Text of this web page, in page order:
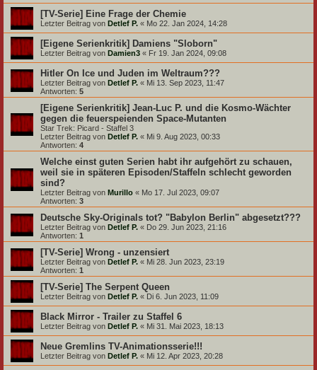
[TV-Serie] Eine Frage der Chemie
Letzter Beitrag von Detlef P. « Mo 22. Jan 2024, 14:28
[Eigene Serienkritik] Damiens "Sloborn"
Letzter Beitrag von Damien3 « Fr 19. Jan 2024, 09:08
Hitler On Ice und Juden im Weltraum???
Letzter Beitrag von Detlef P. « Mi 13. Sep 2023, 11:47
Antworten: 5
[Eigene Serienkritik] Jean-Luc P. und die Kosmo-Wächter
gegen die feuerspeienden Space-Mutanten
Star Trek: Picard - Staffel 3
Letzter Beitrag von Detlef P. « Mi 9. Aug 2023, 00:33
Antworten: 4
Welche einst guten Serien habt ihr aufgehört zu schauen,
weil sie in späteren Episoden/Staffeln schlecht geworden
sind?
Letzter Beitrag von Murillo « Mo 17. Jul 2023, 09:07
Antworten: 3
Deutsche Sky-Originals tot? "Babylon Berlin" abgesetzt???
Letzter Beitrag von Detlef P. « Do 29. Jun 2023, 21:16
Antworten: 1
[TV-Serie] Wrong - unzensiert
Letzter Beitrag von Detlef P. « Mi 28. Jun 2023, 23:19
Antworten: 1
[TV-Serie] The Serpent Queen
Letzter Beitrag von Detlef P. « Di 6. Jun 2023, 11:09
Black Mirror - Trailer zu Staffel 6
Letzter Beitrag von Detlef P. « Mi 31. Mai 2023, 18:13
Neue Gremlins TV-Animationsserie!!!
Letzter Beitrag von Detlef P. « Mi 12. Apr 2023, 20:28